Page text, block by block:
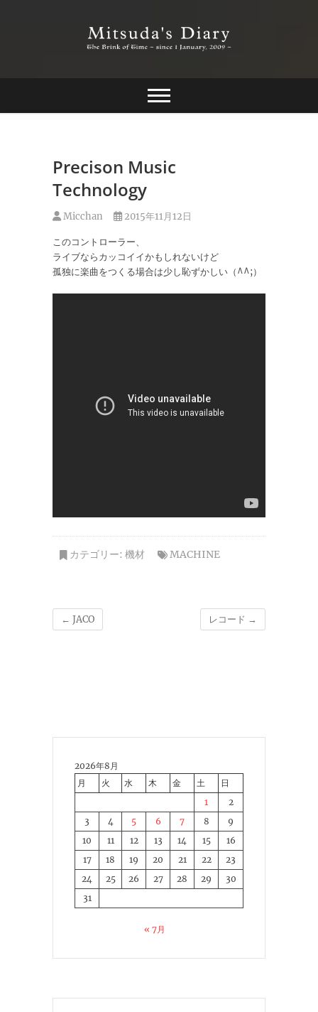
Mitsuda's Diary
Precison Music
Technology
Micchan 2015年11月12日
このコントローラー、
ライブならカッコイイかもしれないけど
孤独に楽曲をつくる場合は少し恥ずかしい（^^;）
カテゴリー: 機材 MACHINE
← JACO レコード →
2026年8月
月
火 水 木 金 土
日
1
2
3
4 5 6 7 8
9
10
11 12 13 14 15
16
17
18 19 20 21 22
23
24
25 26 27 28 29
30
31
« 7月